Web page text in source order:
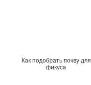
Как подобрать почву для
фикуса